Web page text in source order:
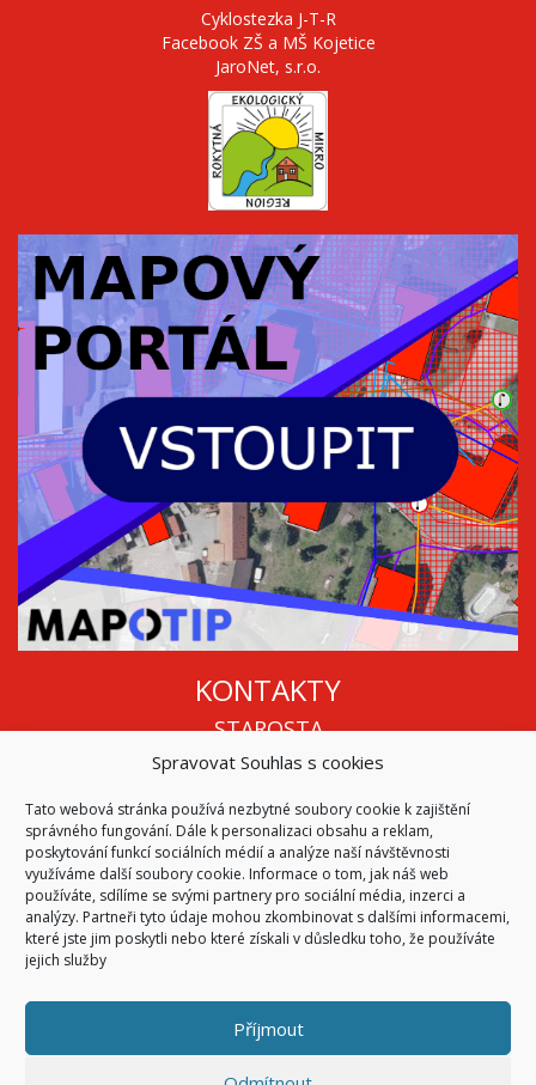
Spravovat Souhlas s cookies
Tato webová stránka používá nezbytné soubory cookie k zajištění
správného fungování. Dále k personalizaci obsahu a reklam,
poskytování funkcí sociálních médií a analýze naší návštěvnosti
využíváme další soubory cookie. Informace o tom, jak náš web
používáte, sdílíme se svými partnery pro sociální média, inzerci a
analýzy. Partneři tyto údaje mohou zkombinovat s dalšími informacemi,
které jste jim poskytli nebo které získali v důsledku toho, že používáte
jejich služby
Příjmout
Cyklostezka J-T-R
Facebook ZŠ a MŠ Kojetice
JaroNet, s.r.o.
KONTAKTY
STAROSTA
Mgr. Roman Vala
info@oukojetice.cz
ÚŘEDNÍ HODINY
Po, St: 15:30 - 16:30
Všechny kontakty | Kde nás najdete
© 2026Obec Kojetice na Moravě
Všechna práva vyhrazena